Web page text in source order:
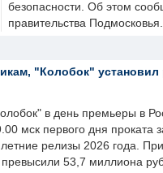
безопасности. Об этом
правительства Подмосковья.
"Колобок"
в день премьеры в
мск первого дня проката
релизы 2026 года.
53,7 миллиона